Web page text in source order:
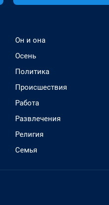
Он и она
Осень
Политика
Происшествия
Работа
Развлечения
Религия
Семья